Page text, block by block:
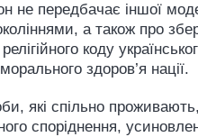
не передбачає іншої
а також про
коду
здоров’я нації.
які спільно
споріднення,